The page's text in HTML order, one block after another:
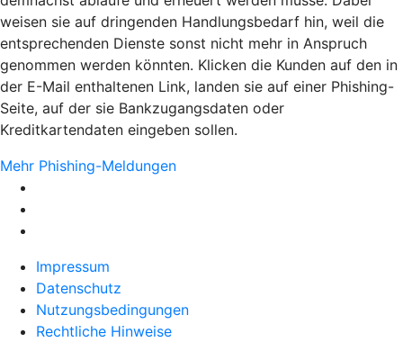
weisen sie auf dringenden Handlungsbedarf hin, weil die
entsprechenden Dienste sonst nicht mehr in Anspruch
genommen werden könnten. Klicken die Kunden auf den in
der E-Mail enthaltenen Link, landen sie auf einer Phishing-
Seite, auf der sie Bankzugangsdaten oder
Kreditkartendaten eingeben sollen.
Mehr Phishing-Meldungen
Impressum
Datenschutz
Nutzungsbedingungen
Rechtliche Hinweise